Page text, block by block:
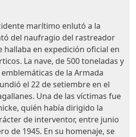
marítimo enlutó a la
del naufragio del rastreador
hallaba en expedición oficial en
La nave, de 500 toneladas y
de la Armada
el 22 de setiembre en el
Una de las víctimas fue
quién había dirigido la
de interventor, entre junio
de 1945. En su homenaje, se